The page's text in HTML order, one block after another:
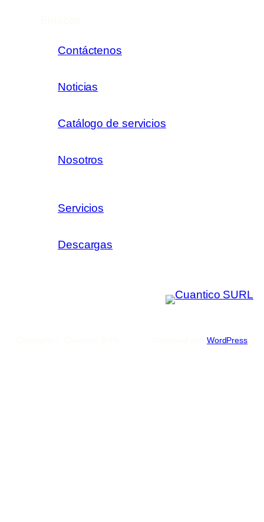
Contáctenos
Noticias
Catálogo de servicios
Nosotros
Servicios
Descargas
WordPress